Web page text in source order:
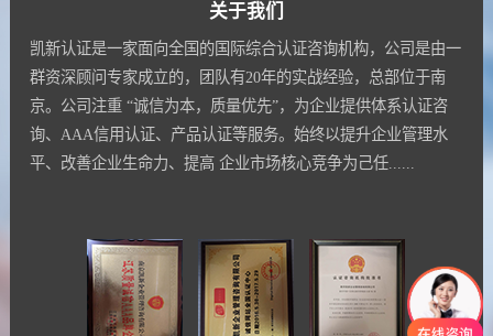
关于我们
凯新认证是一家面向全国的国际综合认证咨询机构，公司是由一
群资深顾问专家成立的，团队有20年的实战经验，总部位于南
京。公司注重 “诚信为本，质量优先”，为企业提供体系认证咨
询、AAA信用认证、产品认证等服务。始终以提升企业管理水
平、改善企业生命力、提高 企业市场核心竞争为己任......